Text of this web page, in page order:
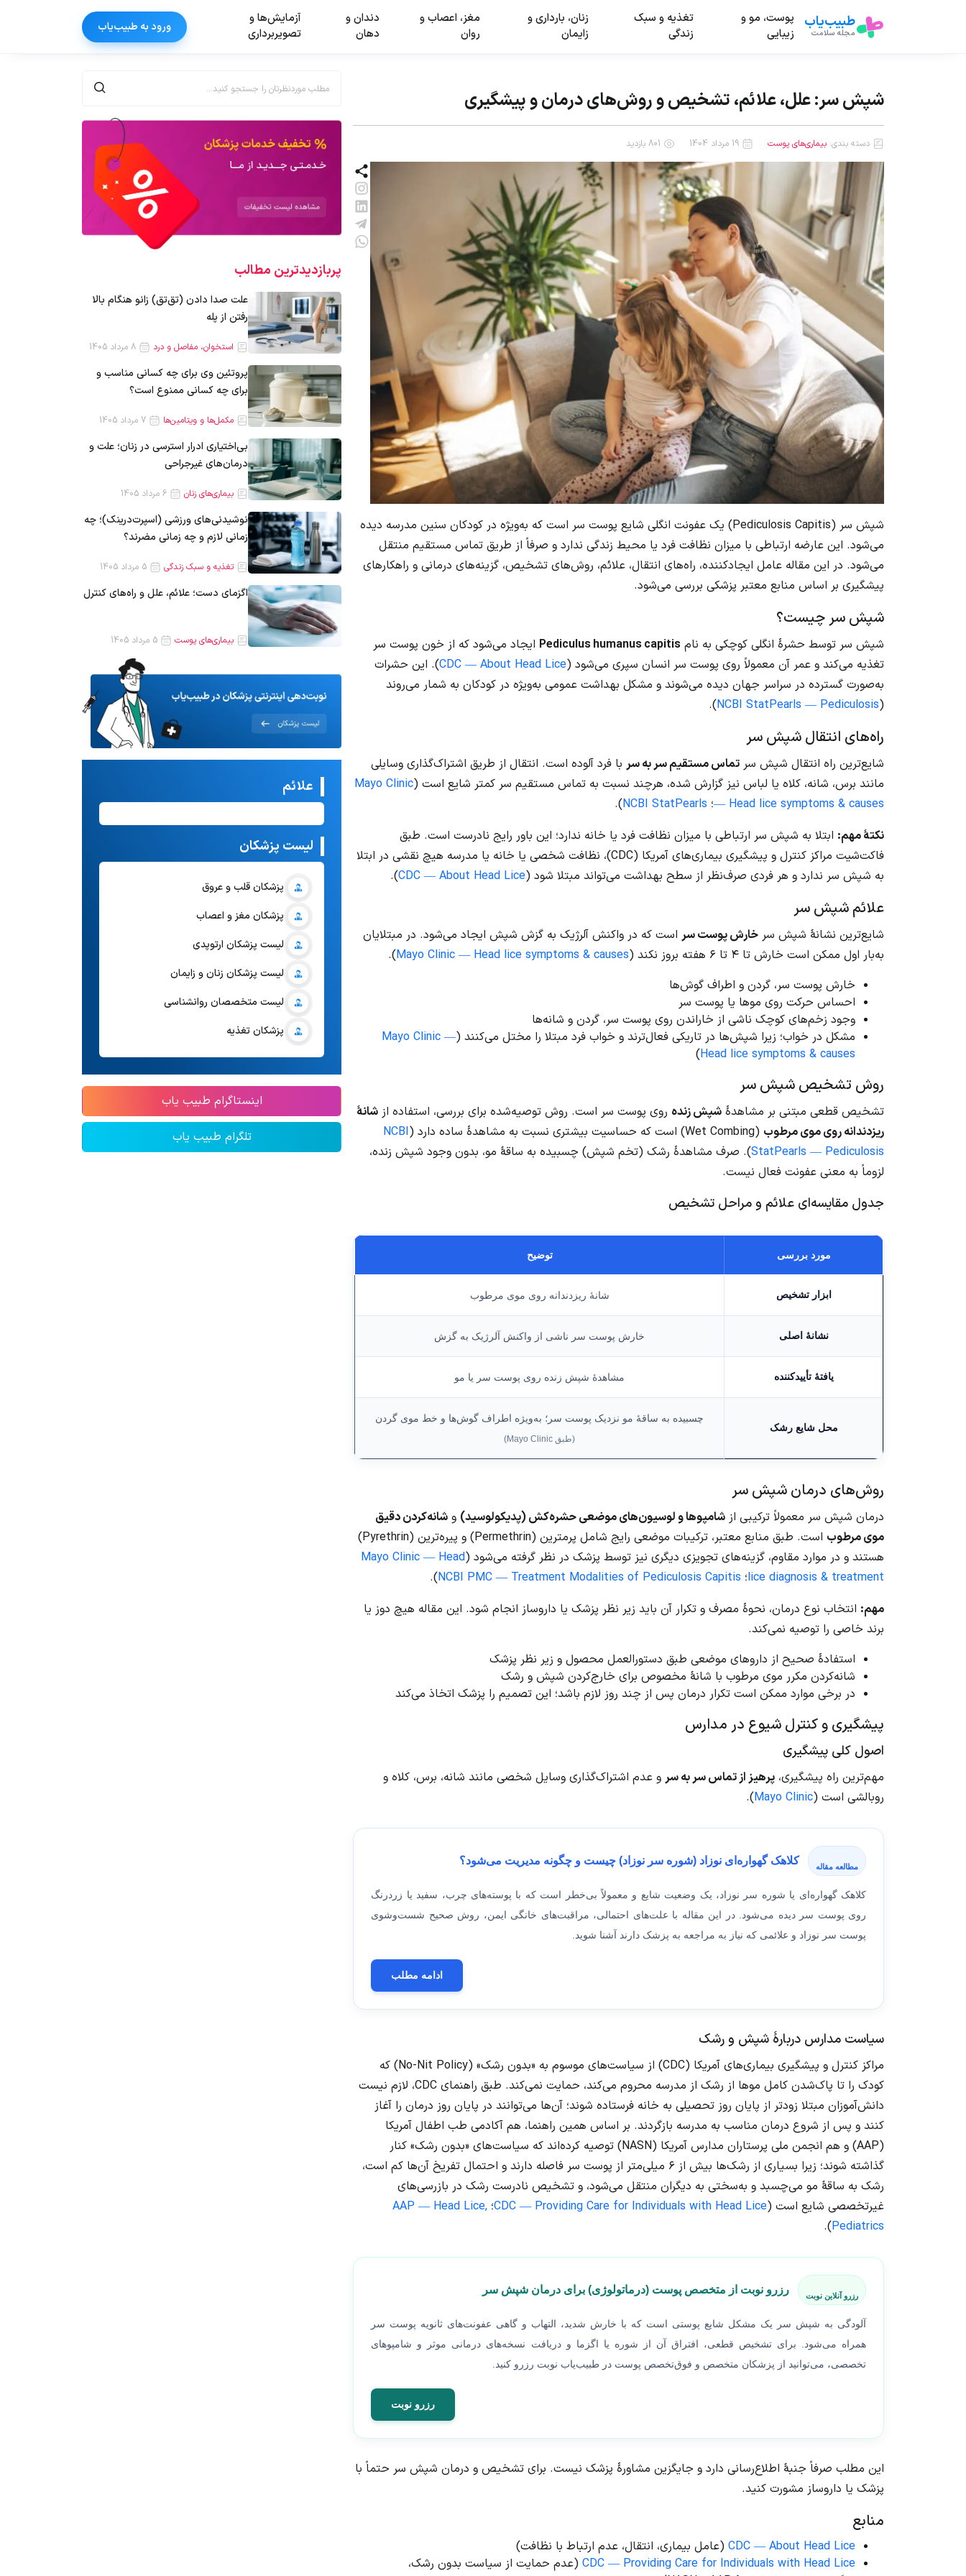
طبیب‌یاب
مجله سلامت
پوست، مو و
زیبایی
تغذیه و سبک
زندگی
زنان، بارداری و
زایمان
مغز، اعصاب و
روان
دندان و
دهان
آزمایش‌ها و
تصویربرداری
ورود به طبیب‌یاب
شپش سر: علل، علائم، تشخیص و روش‌های درمان و پیشگیری
دسته بندی: بیماری‌های پوست
شپش سر (Pediculosis Capitis) یک عفونت انگلی شایع پوست سر است که به‌ویژه در کودکان سنین مدرسه دیده
می‌شود. این عارضه ارتباطی با میزان نظافت فرد یا محیط زندگی ندارد و صرفاً از طریق تماس مستقیم منتقل
می‌شود. در این مقاله عامل ایجادکننده، راه‌های انتقال، علائم، روش‌های تشخیص، گزینه‌های درمانی و راهکارهای
پیشگیری بر اساس منابع معتبر پزشکی بررسی می‌شود.
شپش سر چیست؟
شپش سر توسط حشرهٔ انگلی کوچکی به نام Pediculus humanus capitis ایجاد می‌شود که از خون پوست سر
تغذیه می‌کند و عمر آن معمولاً روی پوست سر انسان سپری می‌شود (CDC — About Head Lice). این حشرات
به‌صورت گسترده در سراسر جهان دیده می‌شوند و مشکل بهداشت عمومی به‌ویژه در کودکان به شمار می‌روند
(
NCBI StatPearls — Pediculosis
).
راه‌های انتقال شپش سر
شایع‌ترین راه انتقال شپش سر تماس مستقیم سر به سر با فرد آلوده است. انتقال از طریق اشتراک‌گذاری وسایلی
مانند برس، شانه، کلاه یا لباس نیز گزارش شده، هرچند نسبت به تماس مستقیم سر کمتر شایع است (Mayo Clinic
— Head lice symptoms & causes؛ NCBI StatPearls
).
نکتهٔ مهم: ابتلا به شپش سر ارتباطی با میزان نظافت فرد یا خانه ندارد؛ این باور رایج نادرست است. طبق
فاکت‌شیت مراکز کنترل و پیشگیری بیماری‌های آمریکا (CDC)، نظافت شخصی یا خانه یا مدرسه هیچ نقشی در ابتلا
به شپش سر ندارد و هر فردی صرف‌نظر از سطح بهداشت می‌تواند مبتلا شود (CDC — About Head Lice
).
علائم شپش سر
شایع‌ترین نشانهٔ شپش سر خارش پوست سر است که در واکنش آلرژیک به گزش شپش ایجاد می‌شود. در مبتلایان
به‌بار اول ممکن است خارش تا ۴ تا ۶ هفته بروز نکند (
Mayo Clinic — Head lice symptoms & causes
).
خارش پوست سر، گردن و اطراف گوش‌ها
احساس حرکت روی موها یا پوست سر
وجود زخم‌های کوچک ناشی از خاراندن روی پوست سر، گردن و شانه‌ها
مشکل در خواب؛ زیرا شپش‌ها در تاریکی فعال‌ترند و خواب فرد مبتلا را مختل می‌کنند (Mayo Clinic —
Head lice symptoms & causes
)
روش تشخیص شپش سر
تشخیص قطعی مبتنی بر مشاهدهٔ شپش زنده روی پوست سر است. روش توصیه‌شده برای بررسی، استفاده از شانهٔ
ریزدندانه روی موی مرطوب (Wet Combing) است که حساسیت بیشتری نسبت به مشاهدهٔ ساده دارد (
NCBI
StatPearls — Pediculosis). صرف مشاهدهٔ رشک (تخم شپش) چسبیده به ساقهٔ مو، بدون وجود شپش زنده،
لزوماً به معنی عفونت فعال نیست.
جدول مقایسه‌ای علائم و مراحل تشخیص
مورد بررسی توضیح
ابزار تشخیص شانهٔ ریزدندانه روی موی مرطوب
نشانهٔ اصلی خارش پوست سر ناشی از واکنش آلرژیک به گزش
یافتهٔ تأییدکننده مشاهدهٔ شپش زنده روی پوست سر یا مو
محل شایع رشک
چسبیده به ساقهٔ مو نزدیک پوست سر؛ به‌ویژه اطراف گوش‌ها و خط موی گردن
(طبق Mayo Clinic)
روش‌های درمان شپش سر
درمان شپش سر معمولاً ترکیبی از شامپوها و لوسیون‌های موضعی حشره‌کش (پدیکولوسید) و شانه‌کردن دقیق
موی مرطوب
است. طبق منابع معتبر، ترکیبات موضعی رایج شامل پرمترین (Permethrin) و پیره‌ترین (Pyrethrin)
هستند و در موارد مقاوم، گزینه‌های تجویزی دیگری نیز توسط پزشک در نظر گرفته می‌شود (Mayo Clinic — Head
lice diagnosis & treatment؛ NCBI PMC — Treatment Modalities of Pediculosis Capitis
).
مهم: انتخاب نوع درمان، نحوهٔ مصرف و تکرار آن باید زیر نظر پزشک یا داروساز انجام شود. این مقاله هیچ دوز یا
برند خاصی را توصیه نمی‌کند.
استفادهٔ صحیح از داروهای موضعی طبق دستورالعمل محصول و زیر نظر پزشک
شانه‌کردن مکرر موی مرطوب با شانهٔ مخصوص برای خارج‌کردن شپش و رشک
در برخی موارد ممکن است تکرار درمان پس از چند روز لازم باشد؛ این تصمیم را پزشک اتخاذ می‌کند
پیشگیری و کنترل شیوع در مدارس
اصول کلی پیشگیری
مهم‌ترین راه پیشگیری، پرهیز از تماس سر به سر و عدم اشتراک‌گذاری وسایل شخصی مانند شانه، برس، کلاه و
روبالشی است (Mayo Clinic
).
مطالعه مقاله کلاهک گهواره‌ای نوزاد (شوره سر نوزاد) چیست و چگونه مدیریت می‌شود؟
کلاهک گهواره‌ای یا شوره سر نوزاد، یک وضعیت شایع و معمولاً بی‌خطر است که با پوسته‌های چرب، سفید یا زردرنگ
روی پوست سر دیده می‌شود. در این مقاله با علت‌های احتمالی، مراقبت‌های خانگی ایمن، روش صحیح شست‌وشوی
پوست سر نوزاد و علائمی که نیاز به مراجعه به پزشک دارند آشنا شوید.
ادامه مطلب
سیاست مدارس دربارهٔ شپش و رشک
مراکز کنترل و پیشگیری بیماری‌های آمریکا (CDC) از سیاست‌های موسوم به «بدون رشک» (No-Nit Policy) که
کودک را تا پاک‌شدن کامل موها از رشک از مدرسه محروم می‌کند، حمایت نمی‌کند. طبق راهنمای CDC، لازم نیست
دانش‌آموزان مبتلا زودتر از پایان روز تحصیلی به خانه فرستاده شوند؛ آن‌ها می‌توانند در پایان روز درمان را آغاز
کنند و پس از شروع درمان مناسب به مدرسه بازگردند. بر اساس همین راهنما، هم آکادمی طب اطفال آمریکا
(AAP) و هم انجمن ملی پرستاران مدارس آمریکا (NASN) توصیه کرده‌اند که سیاست‌های «بدون رشک» کنار
گذاشته شوند؛ زیرا بسیاری از رشک‌ها بیش از ۶ میلی‌متر از پوست سر فاصله دارند و احتمال تفریخ آن‌ها کم است،
رشک به ساقهٔ مو می‌چسبد و به‌سختی به دیگران منتقل می‌شود، و تشخیص نادرست رشک در بازرسی‌های
غیرتخصصی شایع است (CDC — Providing Care for Individuals with Head Lice؛ AAP — Head Lice,
Pediatrics
).
رزرو آنلاین نوبت رزرو نوبت از متخصص پوست (درماتولوژی) برای درمان شپش سر
آلودگی به شپش سر یک مشکل شایع پوستی است که با خارش شدید، التهاب و گاهی عفونت‌های ثانویه پوست سر
همراه می‌شود. برای تشخیص قطعی، افتراق آن از شوره یا اگزما و دریافت نسخه‌های درمانی موثر و شامپوهای
تخصصی، می‌توانید از پزشکان متخصص و فوق‌تخصص پوست در طبیب‌یاب نوبت رزرو کنید.
رزرو نوبت
این مطلب صرفاً جنبهٔ اطلاع‌رسانی دارد و جایگزین مشاورهٔ پزشک نیست. برای تشخیص و درمان شپش سر حتماً با
پزشک یا داروساز مشورت کنید.
منابع
CDC — About Head Lice (عامل بیماری، انتقال، عدم ارتباط با نظافت)
CDC — Providing Care for Individuals with Head Lice (عدم حمایت از سیاست بدون رشک،
پربازدیدترین‌ مطالب
علت صدا دادن (تق‌تق) زانو هنگام بالا
رفتن از پله
استخوان، مفاصل و درد
پروتئین وی برای چه کسانی مناسب و
برای چه کسانی ممنوع است؟
مکمل‌ها و ویتامین‌ها
بی‌اختیاری ادرار استرسی در زنان؛ علت و
درمان‌های غیرجراحی
بیماری‌های زنان
نوشیدنی‌های ورزشی (اسپرت‌درینک)؛ چه
زمانی لازم و چه زمانی مضرند؟
تغذیه و سبک زندگی
اگزمای دست؛ علائم، علل و راه‌های کنترل
بیماری‌های پوست
علائم
لیست پزشکان
پزشکان قلب و عروق
پزشکان مغز و اعصاب
لیست پزشکان ارتوپدی
لیست پزشکان زنان و زایمان
لیست متخصصان روانشناسی
پزشکان تغذیه
اینستاگرام طبیب یاب
تلگرام طبیب یاب